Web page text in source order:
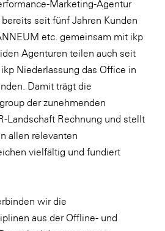
Finanzdienstleister
Marketing-Agentur
seit fünf Jahren Kunden
etc. gemeinsam mit ikp
Agenturen teilen auch seit
Niederlassung das Office in
Damit trägt die
der zunehmenden
Landschaft Rechnung und stellt
allen relevanten
vielfältig und fundiert
wir die
aus der Offline- und